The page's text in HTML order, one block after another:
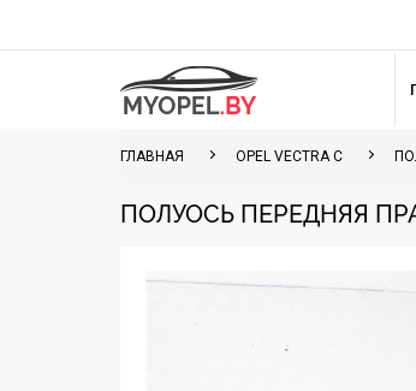
ГЛАВНАЯ OPEL VECTRA C
ПОЛУОСЬ ПЕРЕДНЯЯ